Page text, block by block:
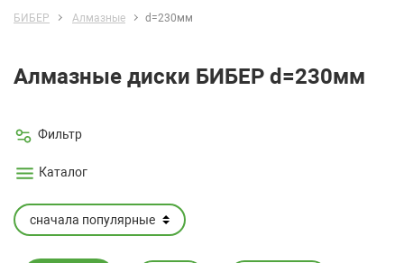
БИБЕР
Алмазные d=230мм
Алмазные диски БИБЕР d=230мм
Фильтр
Каталог